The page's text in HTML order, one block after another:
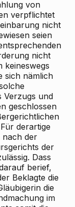
von
verpflichtet
nicht
seien
nicht
keineswegs
sich nämlich
Verzugs und
geschlossen
derartige
nach der
der
Dass
berief,
Beklagte die
die
im